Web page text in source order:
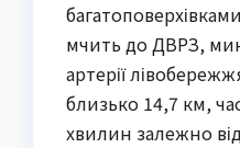
мчить до ДВРЗ,
артерії
близько 14,7 км,
хвилин залежно від